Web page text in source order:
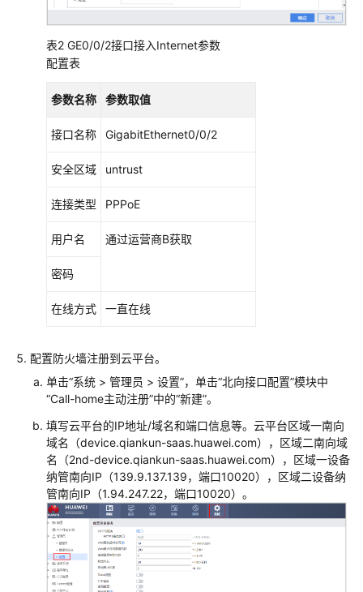
交
换
机
+AP+随
AC
网
景
防
墙
换
+中
组
网
场
景
组
网
需
求
表2 GE0/0/2接口接入Internet参数
配置表
参数名称 参数取值
接口名称 GigabitEthernet0/0/2
安全区域 untrust
连接类型 PPPoE
用户名 通过运营商B获取
密码
在线方式 一直在线
配置防火墙注册到云平台。
单击“系统 > 管理员 > 设置”，单击“北向接口配置”模块中
“Call-home主动注册”中的“新建”。
填写云平台的IP地址/域名和端口信息等。 云平台区域一南向
域名（device.qiankun-saas.huawei.com），区域二南向域
名（2nd-device.qiankun-saas.huawei.com）
， 区域一设备
纳管南向IP（139.9.137.139，端口10020），区域二设备纳
管南向IP（1.94.247.22，端口10020） 。